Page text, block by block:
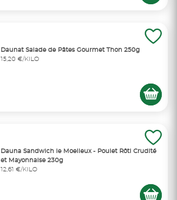
Daunat Salade de Pâtes Gourmet Thon 250g
15,20 €/KILO
Dauna Sandwich le Moelleux - Poulet Rôti Crudité
et Mayonnaise 230g
12,61 €/KILO